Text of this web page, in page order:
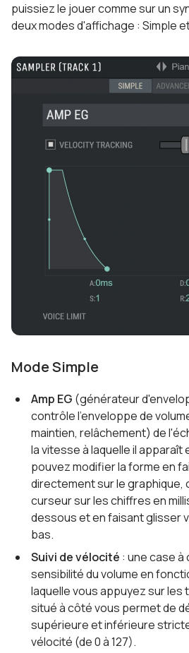
puissiez le jouer comme sur un
deux modes d'affichage : Simple
Mode Simple
Amp EG (générateur
contrôle l'enveloppe de
maintien, relâchement) de
la vitesse à laquelle il apparaît
pouvez modifier la forme en
directement sur le graphique,
curseur sur les chiffres en
dessous et en faisant glisser
bas.
Suivi de vélocité : une case à
sensibilité du volume en
laquelle vous appuyez sur les
situé à côté vous permet de
supérieure et inférieure
vélocité (de 0 à 127).